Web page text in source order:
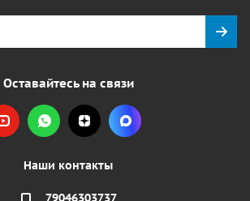
Оставайтесь на связи
Наши контакты
79046303737